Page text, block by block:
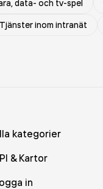
data- och tv-spel
Tjänster inom intranät
kategorier
& Kartor
in